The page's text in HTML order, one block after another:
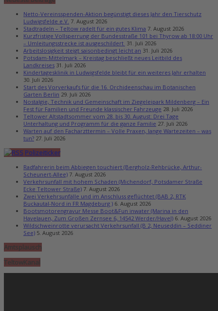
Netto-Vereinsspenden-Aktion begünstigt dieses Jahr den Tierschutz
Ludwigsfelde e.V. 7. August 2026
Stadtradeln – Teltow radelt für ein gutes Klima 7. August 2026
Kurzfristige Vollsperrung der Bundesstraße 101 bei Thyrow ab 18:00 Uhr
– Umleitungsstrecke ist ausgeschildert 31. Juli 2026
Arbeitslosigkeit steigt saisonbedingt leicht an 31. Juli 2026
Potsdam-Mittelmark – Kreistag beschließt neues Leitbild des
Landkreises 31. Juli 2026
Kindertagesklinik in Ludwigsfelde bleibt für ein weiteres Jahr erhalten
30. Juli 2026
Start des Vorverkaufs für die 16. Orchideenschau im Botanischen
Garten Berlin 29. Juli 2026
Nostalgie, Technik und Gemeinschaft im Ziegeleipark Mildenberg – Ein
Fest für Familien und Freunde klassischer Fahrzeuge 28. Juli 2026
Teltower Altstadtsommer vom 28. bis 30. August: Drei Tage
Unterhaltung und Programm für die ganze Familie 27. Juli 2026
Warten auf den Facharzttermin – Volle Praxen, lange Wartezeiten – was
tun? 27. Juli 2026
Polizeiticker
Radfahrerin beim Abbiegen touchiert (Bergholz-Rehbrücke, Arthur-
Scheunert-Allee) 7. August 2026
Verkehrsunfall mit hohem Schaden (Michendorf, Potsdamer Straße
Ecke Teltower Straße) 7. August 2026
Zwei Verkehrsunfälle und im Anschluss geflüchtet (BAB 2, RTK
Buckautal-Nord in FR Magdeburg ) 6. August 2026
Bootsmotorengravur Messe Boot&Fun inwater (Marina in den
Havelauen, Zum Großen Zernsee 6, 14542 Werder/Havel) 6. August 2026
Wildschweinrotte verursacht Verkehrsunfall (B 2, Neuseddin – Seddiner
See) 5. August 2026
Amtsplausch
TeltowKanal